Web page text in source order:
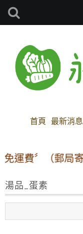
首頁 最新消息
〞（郵局寄送）
湯品_蛋素